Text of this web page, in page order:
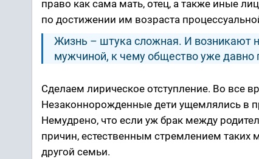
право как сама мать, отец, а также иные
по достижении им возраста
Жизнь – штука сложная. И возникают
мужчиной, к чему общество уже
Сделаем лирическое отступление. Во все
Незаконнорожденные дети ущемлялись в
Немудрено, что если уж брак между
причин, естественным стремлением таких
другой семьи.